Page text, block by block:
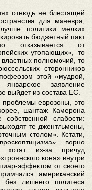
отнюдь не блестящей
для маневра,
политики мелких
бюджетный пакт
отказывается от
утопающих», то
властных полномочий, то
сторонников
этой «мудрой,
заявление
выйдет из состава ЕС.
проблемы еврозоны, это
шантаж Камерона
собственной слабости:
те джентльмены,
столом». Кстати,
верно
из-за причуд
коня» внутри
эффектом от своего
американский
лишнего политеса